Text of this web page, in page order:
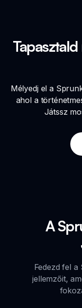
Mélyedj el a
ahol a
Játssz
A
Fedezd fel
jellemzőit,